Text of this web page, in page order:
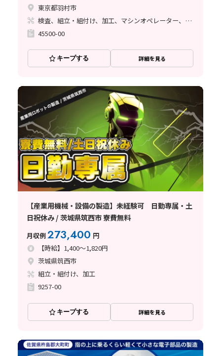
東京都羽村市
検査、組立・組付け、加工、マシンオペレーター、ライン作業、塗装
45500-00
キープする 詳細を見る
【産業用機械・設備の製造】未経験可 日勤専属・土
日祝休み / 茨城県筑西市 寮費無料
月収例273,400 円
【時給】1,400～1,820円
茨城県筑西市
組立・組付け、加工
9257-00
キープする 詳細を見る